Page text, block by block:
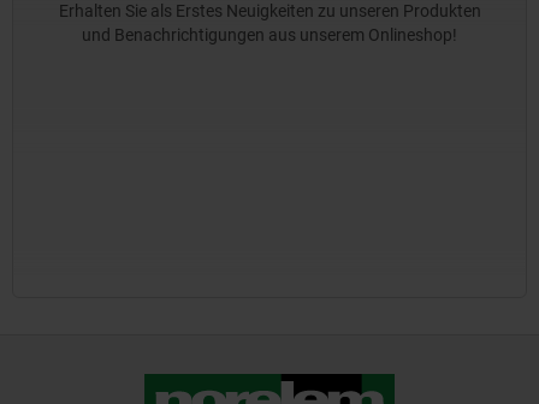
Erhalten Sie als Erstes Neuigkeiten zu unseren Produkten
und Benachrichtigungen aus unserem Onlineshop!